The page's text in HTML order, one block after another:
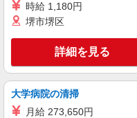
時給 1,180円
堺市堺区
詳細を見る
大学病院の清掃
月給 273,650円